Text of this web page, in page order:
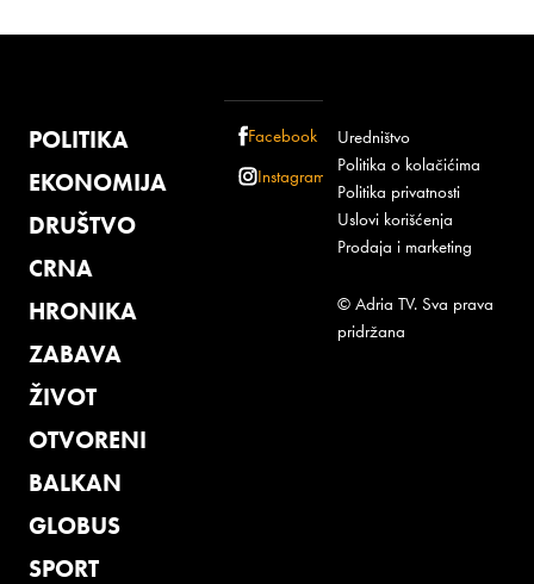
POLITIKA
EKONOMIJA
DRUŠTVO
CRNA
HRONIKA
ZABAVA
ŽIVOT
OTVORENI
BALKAN
GLOBUS
SPORT
Facebook
Instagram
Uredništvo
Politika o kolačićima
Politika privatnosti
Uslovi korišćenja
Prodaja i marketing
© Adria TV. Sva prava
pridržana